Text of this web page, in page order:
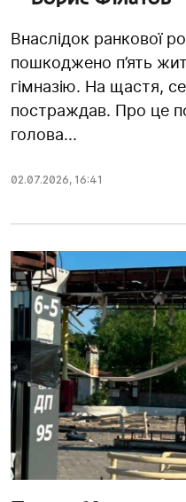
Внаслідок ранкової
пошкоджено п’ять
гімназію. На щастя,
постраждав. Про це
голова...
02.07.2026, 16:41